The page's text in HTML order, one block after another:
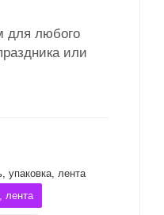
для любого
или
упаковка, лента
лента